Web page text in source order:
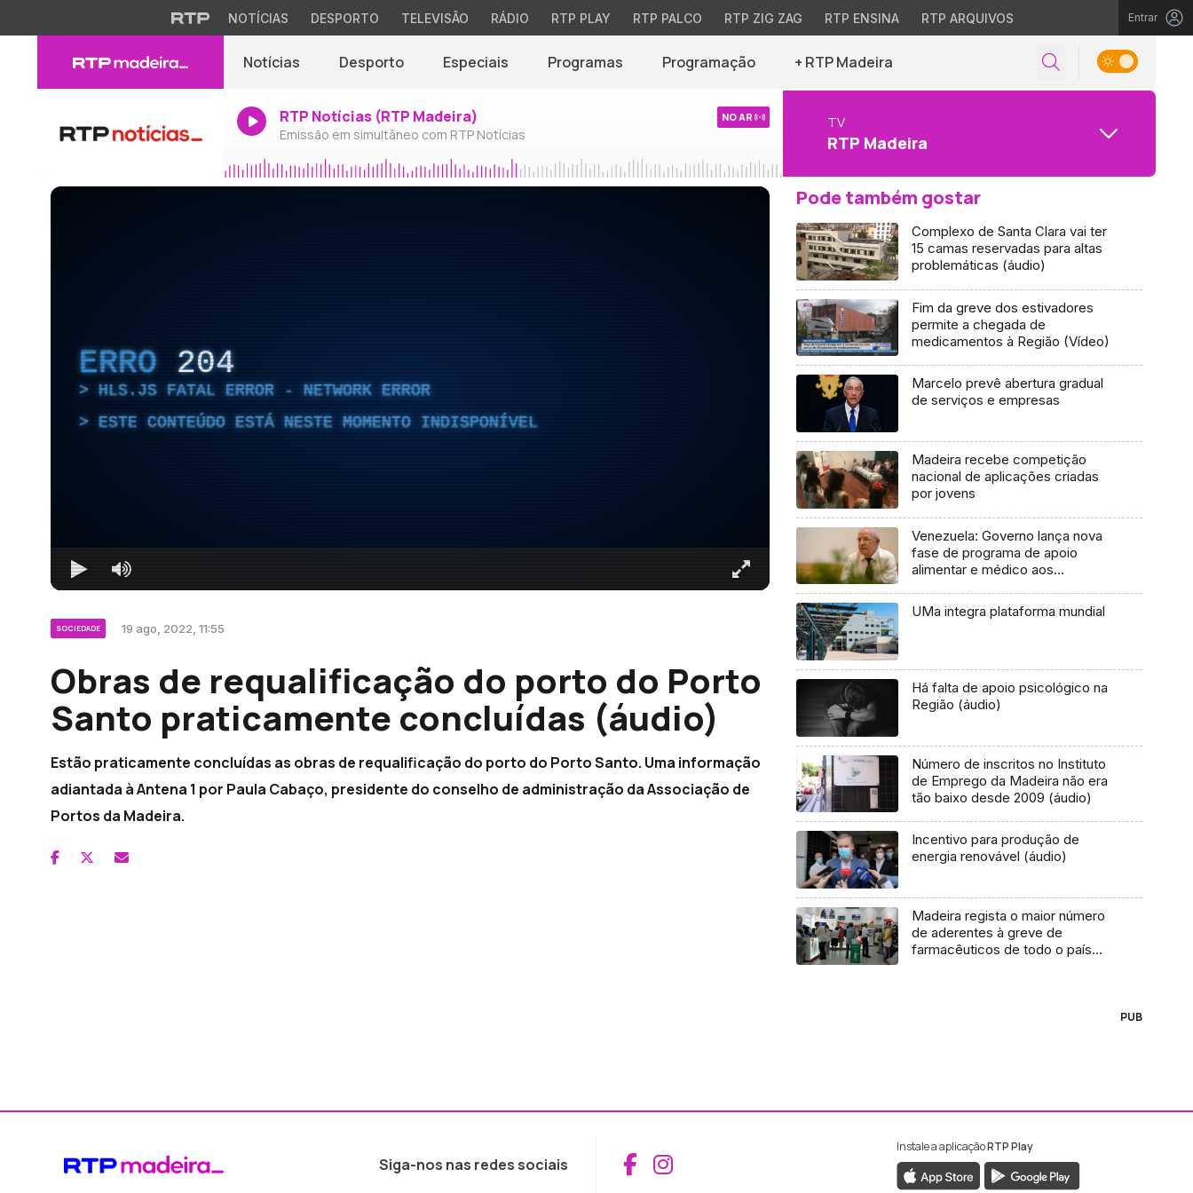
NOTÍCIAS DESPORTO TELEVISÃO RÁDIO RTP PLAY RTP PALCO RTP ZIG ZAG RTP ENSINA RTP ARQUIVOS Entrar
Notícias Desporto Especiais Programas Programação + RTP Madeira
RTP Notícias (RTP Madeira)
Emissão em simultâneo com RTP Notícias
NO AR TV
RTP Madeira
ERRO 204
HLS.JS FATAL ERROR - NETWORK ERROR
ESTE CONTEÚDO ESTÁ NESTE MOMENTO INDISPONÍVEL
SOCIEDADE 19 ago, 2022, 11:55
Obras de requalificação do porto do Porto
Santo praticamente concluídas (áudio)
Estão praticamente concluídas as obras de requalificação do porto do Porto Santo. Uma informação
adiantada à Antena 1 por Paula Cabaço, presidente do conselho de administração da Associação de
Portos da Madeira.
Pode também gostar
Complexo de Santa Clara vai ter
15 camas reservadas para altas
problemáticas (áudio)
Fim da greve dos estivadores
permite a chegada de
medicamentos à Região (Vídeo)
Marcelo prevê abertura gradual
de serviços e empresas
Madeira recebe competição
nacional de aplicações criadas
por jovens
Venezuela: Governo lança nova
fase de programa de apoio
alimentar e médico aos
UMa integra plataforma mundial
Há falta de apoio psicológico na
Região (áudio)
Número de inscritos no Instituto
de Emprego da Madeira não era
tão baixo desde 2009 (áudio)
Incentivo para produção de
energia renovável (áudio)
Madeira regista o maior número
de aderentes à greve de
farmacêuticos de todo o país
PUB
Siga-nos nas redes sociais Aceder ao Facebook da RTP Madeira
Aceder ao Instagram da RTP Madeira
Instale a aplicaçãoRTP Play